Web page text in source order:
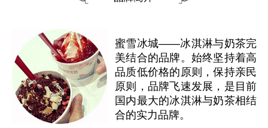
蜜雪冰城——冰淇淋与奶茶完
美结合的品牌。始终坚持着高
品质低价格的原则，保持亲民
原则，品牌飞速发展，是目前
国内最大的冰淇淋与奶茶相结
合的实力品牌。